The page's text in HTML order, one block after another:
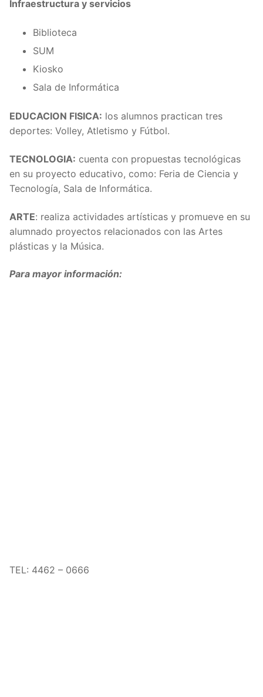
Infraestructura y servicios
Biblioteca
SUM
Kiosko
Sala de Informática
EDUCACION FISICA: los alumnos practican tres
deportes: Volley, Atletismo y Fútbol.
TECNOLOGIA: cuenta con propuestas tecnológicas
en su proyecto educativo, como: Feria de Ciencia y
Tecnología, Sala de Informática.
ARTE: realiza actividades artísticas y promueve en su
alumnado proyectos relacionados con las Artes
plásticas y la Música.
Para mayor información:
TEL: 4462 – 0666